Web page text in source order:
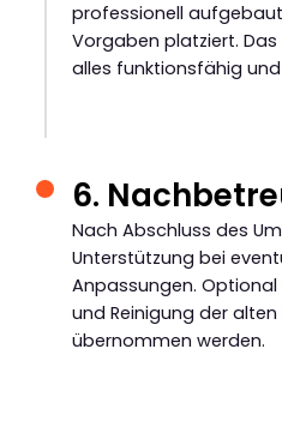
professionell
Vorgaben platziert.
alles funktionsfähig
6.
Nach Abschluss des
Unterstützung bei
Anpassungen.
und Reinigung der
übernommen werden.